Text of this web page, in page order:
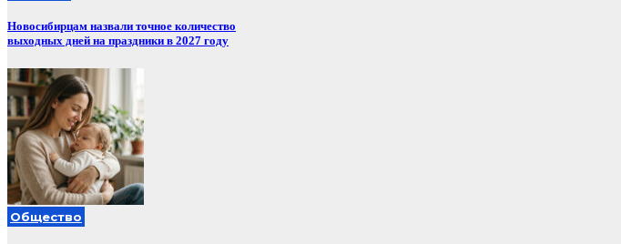
Новосибирцам назвали точное количество
выходных дней на праздники в 2027 году
Общество